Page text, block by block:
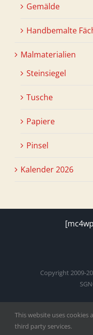
Gemälde
Handbemalte
Malmaterialien
Steinsiegel
Tusche
Papiere
Pinsel
Kalender 2026
Copyright 2009-
This website uses cookies
third party services.